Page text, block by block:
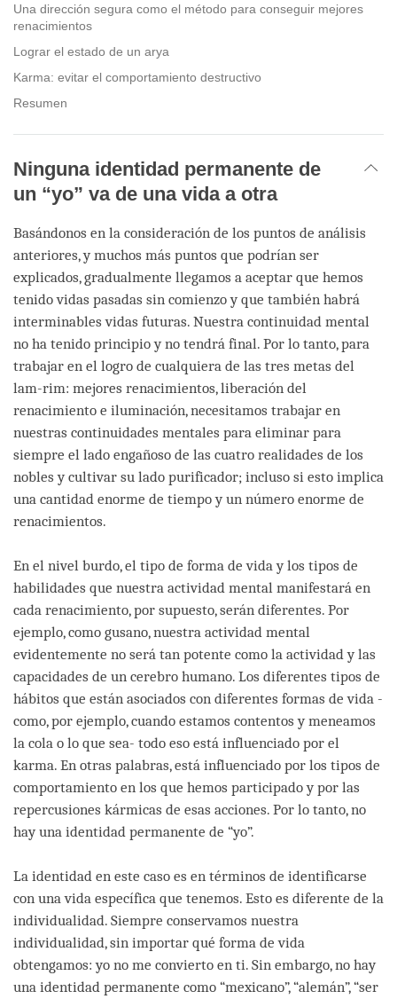
Una dirección segura como el método para conseguir mejores
renacimientos
Lograr el estado de un arya
Karma: evitar el comportamiento destructivo
Resumen
Ninguna identidad permanente de
un “yo” va de una vida a otra
Basándonos en la consideración de los puntos de análisis
anteriores, y muchos más puntos que podrían ser
explicados, gradualmente llegamos a aceptar que hemos
tenido vidas pasadas sin comienzo y que también habrá
interminables vidas futuras. Nuestra continuidad mental
no ha tenido principio y no tendrá final. Por lo tanto, para
trabajar en el logro de cualquiera de las tres metas del
lam-rim: mejores renacimientos, liberación del
renacimiento e iluminación, necesitamos trabajar en
nuestras continuidades mentales para eliminar para
siempre el lado engañoso de las cuatro realidades de los
nobles y cultivar su lado purificador; incluso si esto implica
una cantidad enorme de tiempo y un número enorme de
renacimientos.
En el nivel burdo, el tipo de forma de vida y los tipos de
habilidades que nuestra actividad mental manifestará en
cada renacimiento, por supuesto, serán diferentes. Por
ejemplo, como gusano, nuestra actividad mental
evidentemente no será tan potente como la actividad y las
capacidades de un cerebro humano. Los diferentes tipos de
hábitos que están asociados con diferentes formas de vida -
como, por ejemplo, cuando estamos contentos y meneamos
la cola o lo que sea- todo eso está influenciado por el
karma. En otras palabras, está influenciado por los tipos de
comportamiento en los que hemos participado y por las
repercusiones kármicas de esas acciones. Por lo tanto, no
hay una identidad permanente de “yo”.
La identidad en este caso es en términos de identificarse
con una vida específica que tenemos. Esto es diferente de la
individualidad. Siempre conservamos nuestra
individualidad, sin importar qué forma de vida
obtengamos: yo no me convierto en ti. Sin embargo, no hay
una identidad permanente como “mexicano”, “alemán”, “ser